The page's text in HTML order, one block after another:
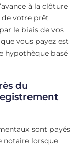
à la clôture
de votre prêt
le biais de vos
que vous payez est
hypothèque basé
du
sont payés
notaire lorsque